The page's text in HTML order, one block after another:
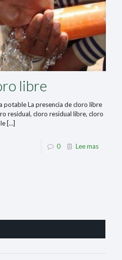
libre
potable La presencia de cloro libre
residual, cloro residual libre, cloro
[…]
0 Lee mas